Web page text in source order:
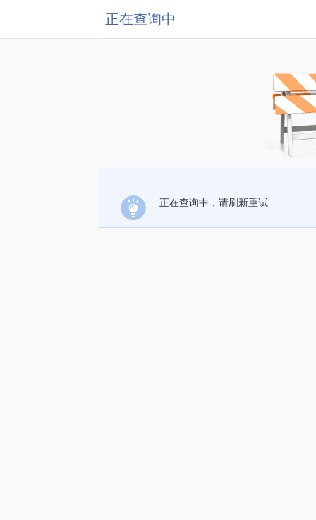
正在查询中
正在查询中，请刷新重试